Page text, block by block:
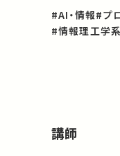
#AI・情報#プ
#情報理工学
講師